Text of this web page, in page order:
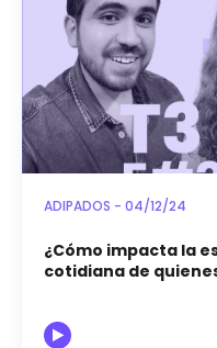
ADIPADOS - 04/12/24
¿Cómo impacta la
cotidiana de